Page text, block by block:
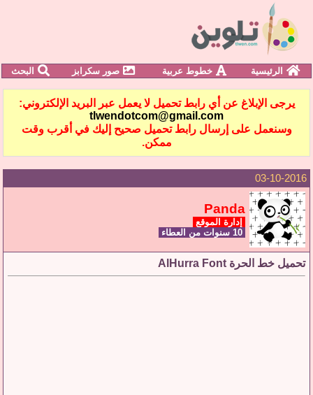
الرئيسية خطوط عربية صور سكرابز البحث
يرجى الإبلاغ عن أي رابط تحميل لا يعمل عبر البريد الإلكتروني:
tlwendotcom@gmail.com
وسنعمل على إرسال رابط تحميل صحيح إليك في أقرب وقت
ممكن.
03-10-2016
Panda
إدارة الموقع
تحميل خط الحرة AlHurra Font